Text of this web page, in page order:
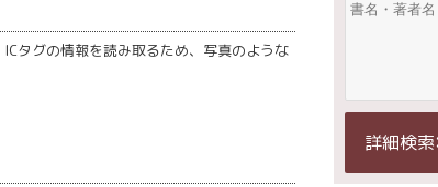
タグの情報を読み取るため、写真のような
詳細検索